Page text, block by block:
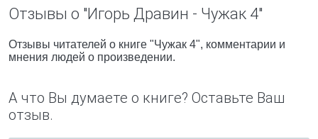
Отзывы о "Игорь Дравин - Чужак 4"
Отзывы читателей о книге "Чужак 4", комментарии и
мнения людей о произведении.
А что Вы думаете о книге? Оставьте Ваш
отзыв.